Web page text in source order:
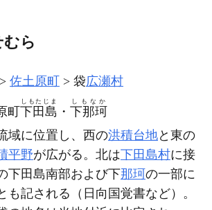
ら
佐土原町 袋広瀬村
町 下田島
しもたじま
・ 下那珂
しもなか
域に位置し、西の洪積台地と東の
平野が広がる。北は下田島村に接
下田島南部および下那珂 の一部に
も記される （日向国覚書など） 。